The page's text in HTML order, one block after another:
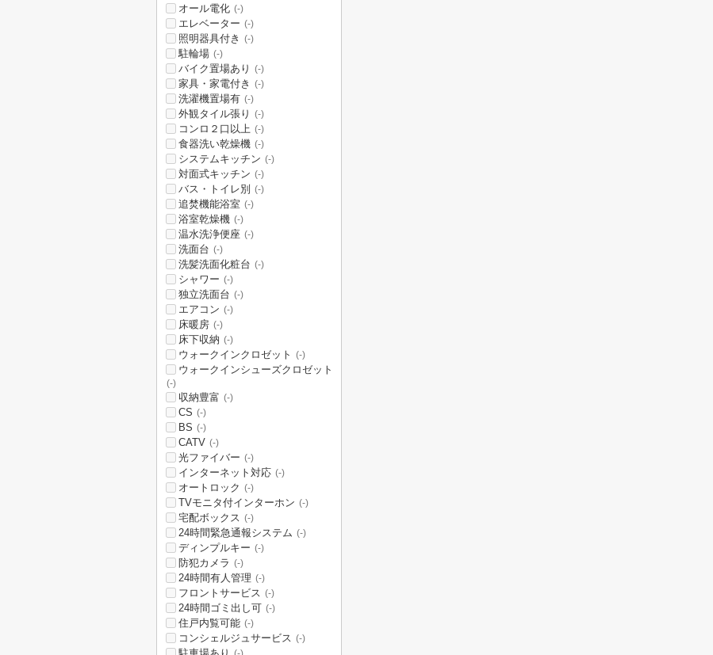
オール電化 (-)
エレベーター (-)
照明器具付き (-)
駐輪場 (-)
バイク置場あり (-)
家具・家電付き (-)
洗濯機置場有 (-)
外観タイル張り (-)
コンロ２口以上 (-)
食器洗い乾燥機 (-)
システムキッチン (-)
対面式キッチン (-)
バス・トイレ別 (-)
追焚機能浴室 (-)
浴室乾燥機 (-)
温水洗浄便座 (-)
洗面台 (-)
洗髪洗面化粧台 (-)
シャワー (-)
独立洗面台 (-)
エアコン (-)
床暖房 (-)
床下収納 (-)
ウォークインクロゼット (-)
ウォークインシューズクロゼット
(-)
収納豊富 (-)
CS (-)
BS (-)
CATV (-)
光ファイバー (-)
インターネット対応 (-)
オートロック (-)
TVモニタ付インターホン (-)
宅配ボックス (-)
24時間緊急通報システム (-)
ディンプルキー (-)
防犯カメラ (-)
24時間有人管理 (-)
フロントサービス (-)
24時間ゴミ出し可 (-)
住戸内覧可能 (-)
コンシェルジュサービス (-)